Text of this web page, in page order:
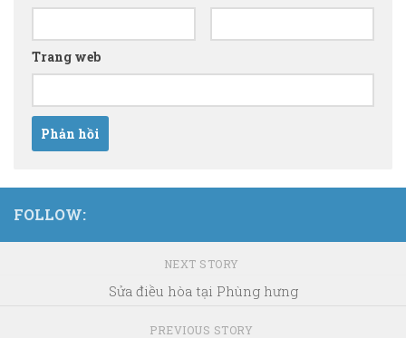
Trang web
FOLLOW:
NEXT STORY
Sửa điều hòa tại Phùng hưng
PREVIOUS STORY